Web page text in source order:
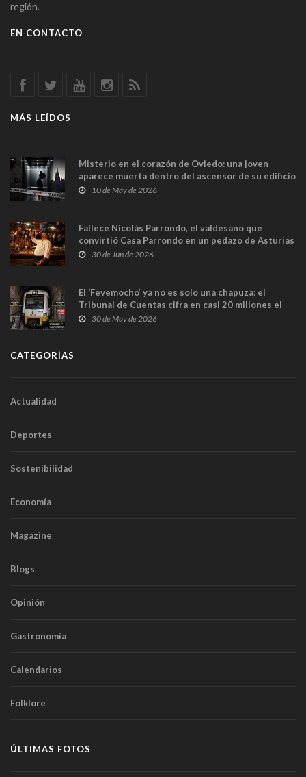
región.
EN CONTACTO
MÁS LEÍDOS
Misterio en el corazón de Oviedo: una joven
aparece muerta dentro del ascensor de su edificio
y las cámaras captan sus últimos minutos
10 de May de 2026
Fallece Nicolás Parrondo, el valdesano que
convirtió Casa Parrondo en un pedazo de Asturias
en Madrid
30 de Jun de 2026
El ‘Fevemocho’ ya no es solo una chapuza: el
Tribunal de Cuentas cifra en casi 20 millones el
sobrecoste de los trenes que no cabían por los
30 de May de 2026
CATEGORÍAS
Actualidad
Deportes
Sostenibilidad
Economía
Magazine
Blogs
Opinión
Gastronomía
Calendarios
Folklore
ÚLTIMAS FOTOS